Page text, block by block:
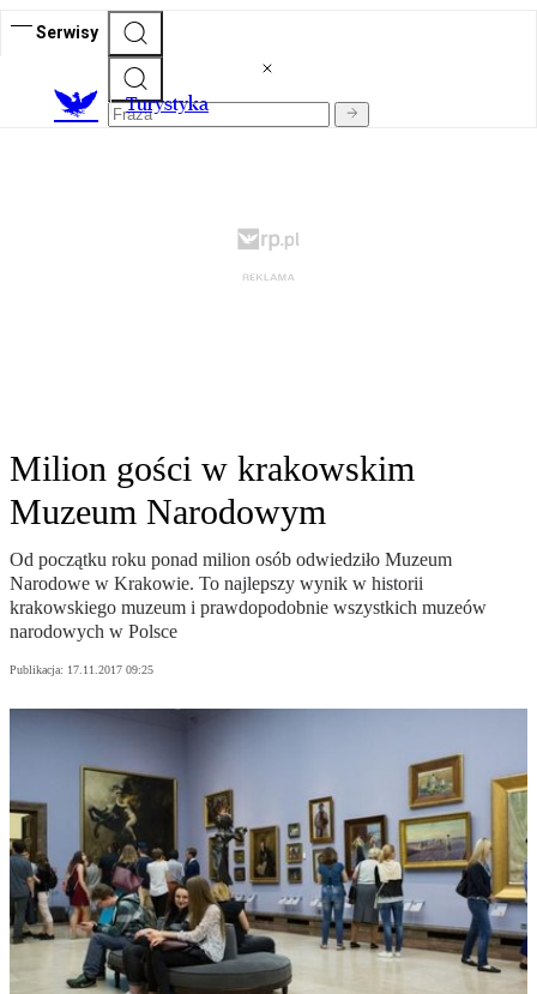
Serwisy
Turystyka
Milion gości w krakowskim
Muzeum Narodowym
Od początku roku ponad milion osób odwiedziło Muzeum
Narodowe w Krakowie. To najlepszy wynik w historii
krakowskiego muzeum i prawdopodobnie wszystkich muzeów
narodowych w Polsce
Publikacja: 17.11.2017 09:25